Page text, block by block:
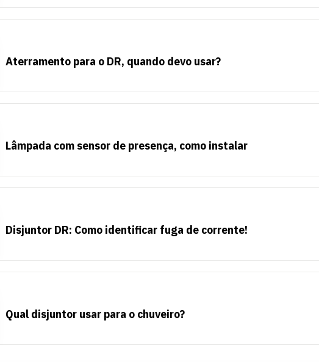
Aterramento para o DR, quando devo usar?
Lâmpada com sensor de presença, como instalar
Disjuntor DR: Como identificar fuga de corrente!
Qual disjuntor usar para o chuveiro?